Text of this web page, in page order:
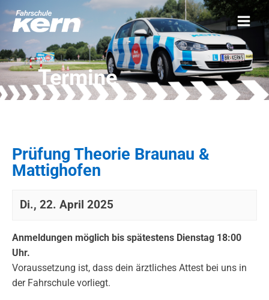
Termine
Prüfung Theorie Braunau &
Mattighofen
Di., 22. April 2025
Anmeldungen möglich bis spätestens Dienstag 18:00
Uhr.
Voraussetzung ist, dass dein ärztliches Attest bei uns in
der Fahrschule vorliegt.